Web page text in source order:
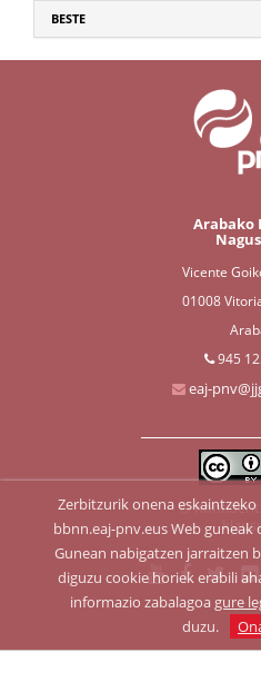
BESTE
Arabako
Vicente
01008
945
eaj-
Zerbitzurik onena
bbnn.eaj-pnv.eus Web
Gunean nabigatzen jarraitzen
diguzu cookie horiek erabili
informazio zabalagoa gure
duzu.